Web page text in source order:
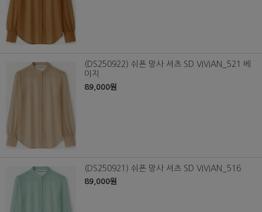
(DS250922) 쉬폰 망사 셔츠 SD VIVIAN_521 베
이지
89,000원
(DS250921) 쉬폰 망사 셔츠 SD VIVIAN_516
89,000원